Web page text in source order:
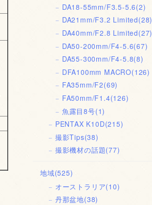
DA18-55mm/F3.5-5.6(2)
DA21mm/F3.2 Limited(28)
DA40mm/F2.8 Limited(27)
DA50-200mm/F4-5.6(67)
DA55-300mm/F4-5.8(8)
DFA100mm MACRO(126)
FA35mm/F2(69)
FA50mm/F1.4(126)
魚露目8号(1)
PENTAX K10D(215)
撮影Tips(38)
撮影機材の話題(77)
地域(525)
オーストラリア(10)
丹那盆地(38)